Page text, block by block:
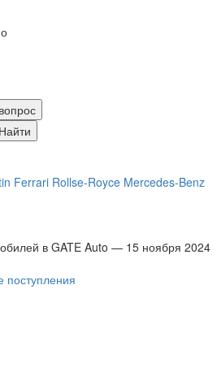
Найти
Ferrari Rollse-Royce Mercedes-Benz
в GATE Auto — 15 ноября 2024
поступления